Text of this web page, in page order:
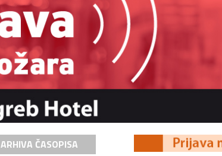
ARHIVA ČASOPISA